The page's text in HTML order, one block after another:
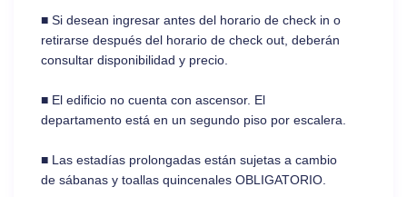
■ Si desean ingresar antes del horario de check in o
retirarse después del horario de check out, deberán
consultar disponibilidad y precio.
■ El edificio no cuenta con ascensor. El
departamento está en un segundo piso por escalera.
■ Las estadías prolongadas están sujetas a cambio
de sábanas y toallas quincenales OBLIGATORIO.